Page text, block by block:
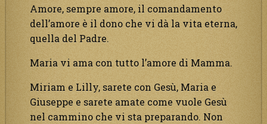
Amore, sempre amore, il comandamento
dell’amore è il dono che vi dà la vita eterna,
quella del Padre.
Maria vi ama con tutto l’amore di Mamma.
Miriam e Lilly, sarete con Gesù, Maria e
Giuseppe e sarete amate come vuole Gesù
nel cammino che vi sta preparando. Non